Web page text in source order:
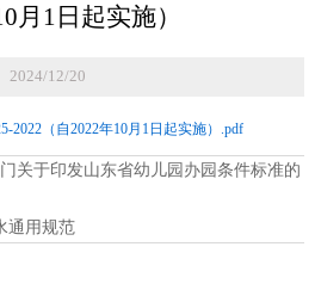
月1日起实施）
2024/12/20
2022（自2022年10月1日起实施）.pdf
关于印发山东省幼儿园办园条件标准的
通用规范